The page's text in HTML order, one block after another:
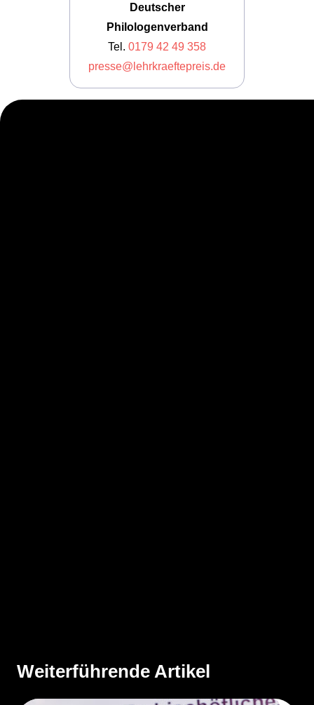
Deutscher
Philologenverband
Tel. 0179 42 49 358
presse@lehrkraeftepreis.de
Weiterführende Artikel